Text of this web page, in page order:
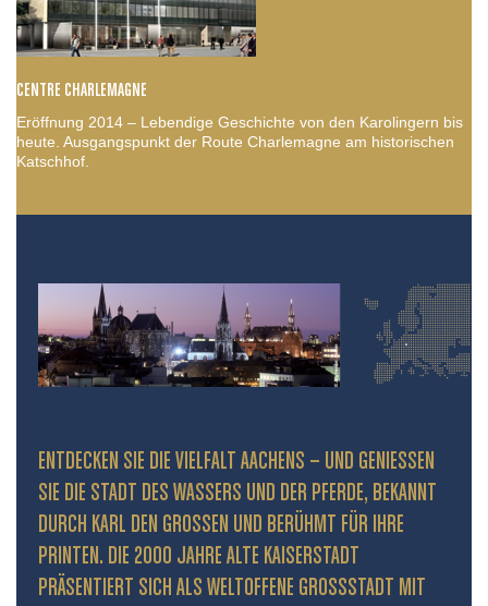
CENTRE CHARLEMAGNE
Eröffnung 2014 – Lebendige Geschichte von den Karolingern bis
heute. Ausgangspunkt der Route Charlemagne am historischen
Katschhof.
ENTDECKEN SIE DIE VIELFALT AACHENS – UND GENIESSEN S
IE DIE STADT DES WASSERS UND DER PFERDE, BEKANNT D
URCH KARL DEN GROSSEN UND BERÜHMT FÜR IHRE PR
INTEN. DIE 2000 JAHRE ALTE KAISERSTADT PR
ÄSENTIERT SICH ALS WELTOFFENE GROSSSTADT MIT HIS